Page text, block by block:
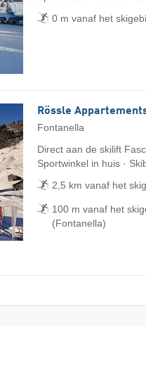
0 m vanaf het
Rössle
Fontanella
Direct aan de skilift
Sportwinkel in huis ·
2,5 km vanaf het
100 m vanaf het
(Fontanella)